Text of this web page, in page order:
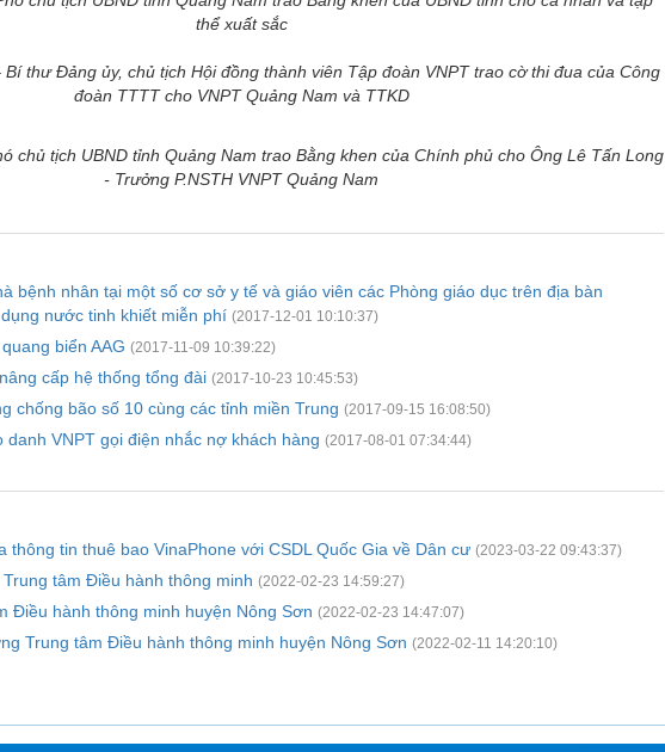
thể xuất sắc
thư Đảng ủy, chủ tịch Hội đồng thành viên Tập đoàn VNPT trao cờ thi đua của Công
đoàn TTTT cho VNPT Quảng Nam và TTKD
chủ tịch UBND tỉnh Quảng Nam trao Bằng khen của Chính phủ cho Ông Lê Tấn Long
- Trưởng P.NSTH VNPT Quảng Nam
bệnh nhân tại một số cơ sở y tế và giáo viên các Phòng giáo dục trên địa bàn
nước tinh khiết miễn phí (2017-12-01 10:10:37)
biển AAG (2017-11-09 10:39:22)
cấp hệ thống tổng đài (2017-10-23 10:45:53)
chống bão số 10 cùng các tỉnh miền Trung (2017-09-15 16:08:50)
danh VNPT gọi điện nhắc nợ khách hàng (2017-08-01 07:34:44)
thông tin thuê bao VinaPhone với CSDL Quốc Gia về Dân cư (2023-03-22 09:43:37)
tâm Điều hành thông minh (2022-02-23 14:59:27)
Điều hành thông minh huyện Nông Sơn (2022-02-23 14:47:07)
Trung tâm Điều hành thông minh huyện Nông Sơn (2022-02-11 14:20:10)